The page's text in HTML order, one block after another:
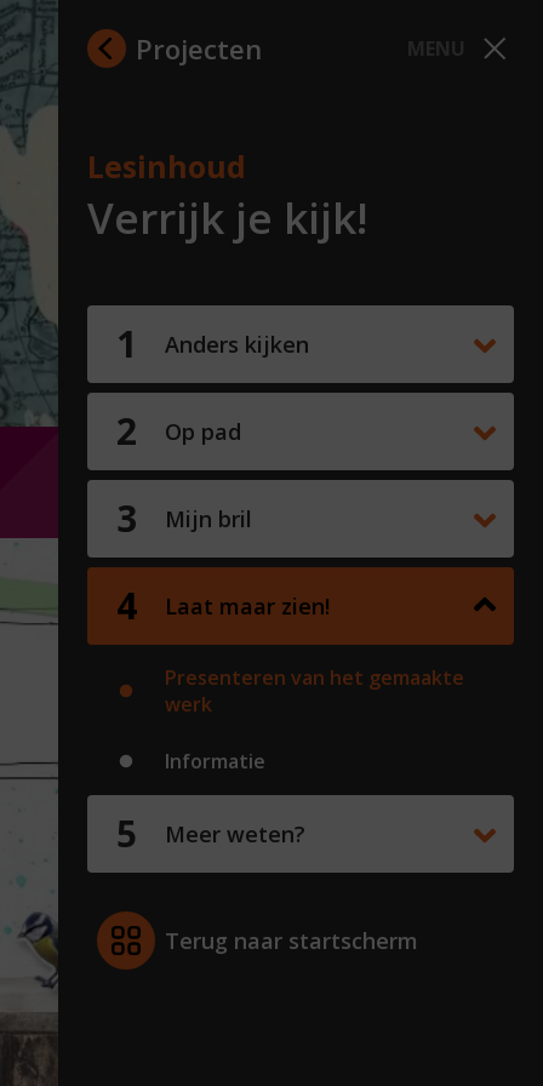
Projecten MENU
Lesinhoud
Verrijk je kijk!
Anders kijken
Op pad
Mijn bril
Laat maar zien!
Presenteren van het gemaakte
werk
Informatie
Meer weten?
Terug naar startscherm